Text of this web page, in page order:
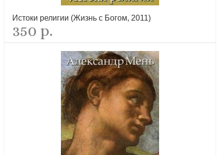
Петергоф, 2026)
Истоки религии (Жизнь с Богом, 2011)
350 р.